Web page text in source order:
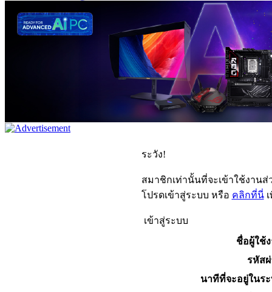
ระวัง!
สมาชิกเท่านั้นที่จะเข้าใช้งานส่
โปรดเข้าสู่ระบบ หรือ คลิกที่นี่เ
เข้าสู่ระบบ
ชื่อผู้ใช้
รหัส
นาทีที่จะอยู่ในร